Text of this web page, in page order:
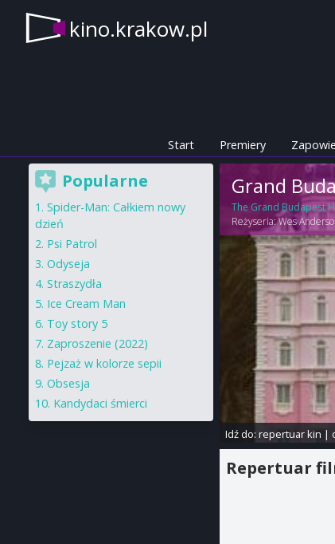
kino.krakow.pl
Start Premiery
Grand
The Grand Budapest
Reżyseria:Wes
Idź do: repertuar kin |
Repertuar
Popularne
Spider-Man: Całkiem nowy
dzień
Psi Patrol
Odyseja
Straszydła
Ice Cream Man
Toy story 5
Zaproszenie (2022)
Pejzaż w kolorze sepii
Obsesja
Kandydaci śmierci